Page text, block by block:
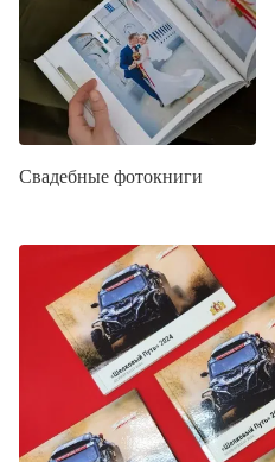
Свадебные фотокниги